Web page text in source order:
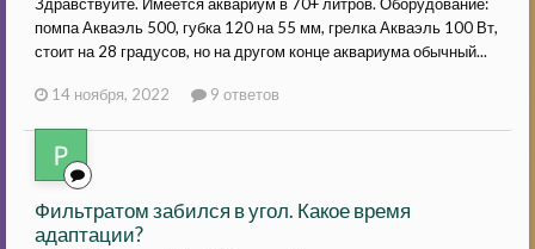
Здравствуйте. Имеется аквариум в 70+ литров. Оборудование:
помпа Акваэль 500, губка 120 на 55 мм, грелка Акваэль 100 Вт,
стоит на 28 градусов, но на другом конце аквариума обычный...
14 ноября, 2022 9 ответов
Фильтратом забился в угол. Какое время
адаптации?